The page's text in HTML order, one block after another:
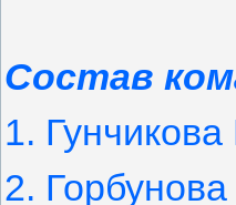
Состав
1.
2.